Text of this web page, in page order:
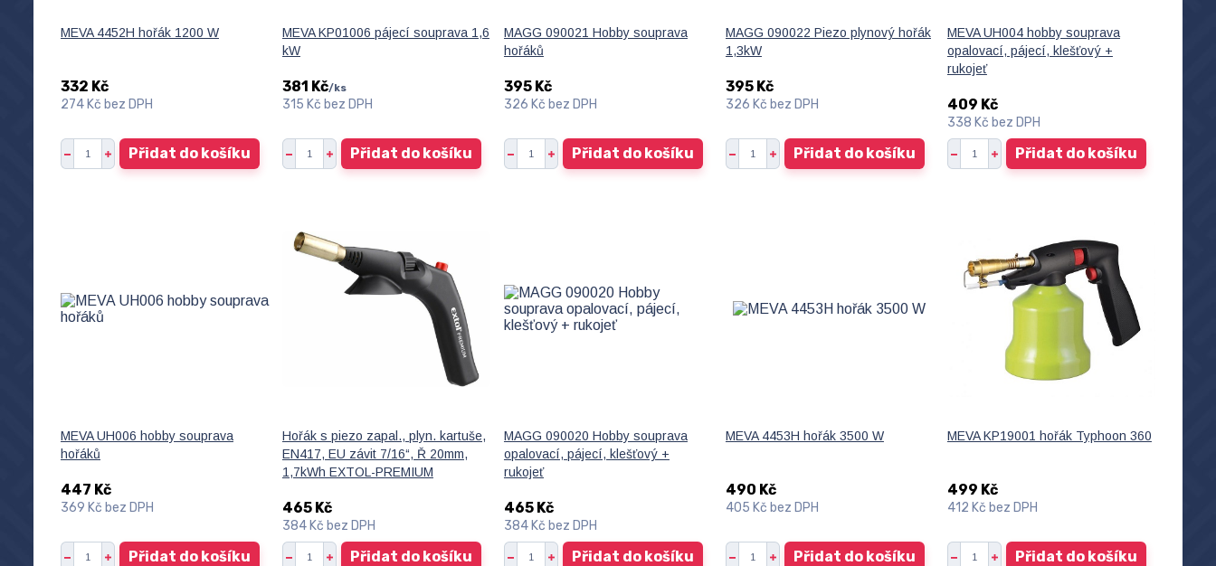
MEVA 4452H hořák 1200 W
332 Kč
274 Kč bez DPH
Přidat do košíku
MEVA KP01006 pájecí souprava 1,6
kW
381 Kč/ks
315 Kč bez DPH
Přidat do košíku
MAGG 090021 Hobby souprava
hořáků
395 Kč
326 Kč bez DPH
Přidat do košíku
MAGG 090022 Piezo plynový hořák
1,3kW
395 Kč
326 Kč bez DPH
Přidat do košíku
MEVA UH004 hobby souprava
opalovací, pájecí, klešťový +
rukojeť
409 Kč
338 Kč bez DPH
Přidat do košíku
MEVA UH006 hobby souprava
hořáků
447 Kč
369 Kč bez DPH
Přidat do košíku
Hořák s piezo zapal., plyn. kartuše,
EN417, EU závit 7/16“, Ř 20mm,
1,7kWh EXTOL-PREMIUM
465 Kč
384 Kč bez DPH
Přidat do košíku
MAGG 090020 Hobby souprava
opalovací, pájecí, klešťový +
rukojeť
465 Kč
384 Kč bez DPH
Přidat do košíku
MEVA 4453H hořák 3500 W
490 Kč
405 Kč bez DPH
Přidat do košíku
MEVA KP19001 hořák Typhoon 360
499 Kč
412 Kč bez DPH
Přidat do košíku